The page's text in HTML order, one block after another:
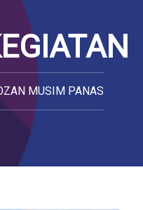
MUSIM PANAS